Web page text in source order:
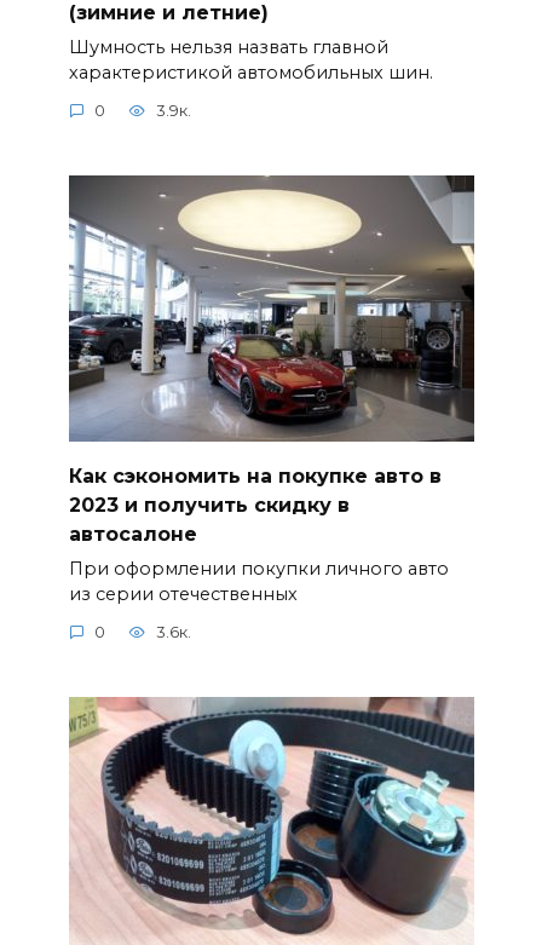
(зимние и летние)
Шумность нельзя назвать главной
характеристикой автомобильных шин.
0 3.9к.
Как сэкономить на покупке авто в
2023 и получить скидку в
автосалоне
При оформлении покупки личного авто
из серии отечественных
0 3.6к.